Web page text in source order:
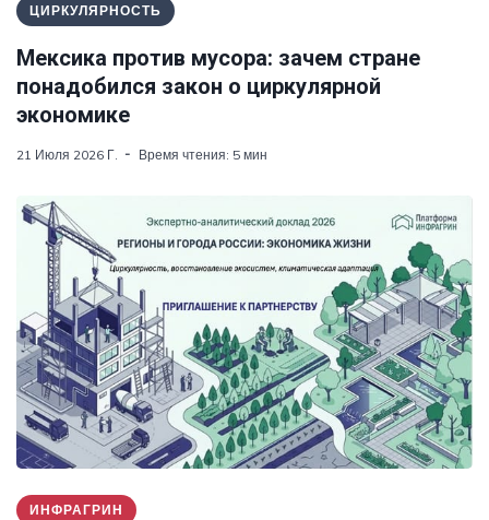
ЦИРКУЛЯРНОСТЬ
Мексика против мусора: зачем стране
понадобился закон о циркулярной
экономике
21 Июля 2026 Г. Время чтения: 5 мин
ИНФРАГРИН